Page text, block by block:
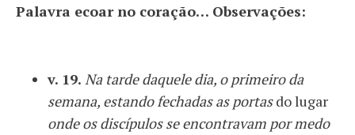
Palavra ecoar no coração… Observações:
v. 19. Na tarde daquele dia, o primeiro da
semana, estando fechadas as portasdo lugar
onde os discípulos se encontravam por medo